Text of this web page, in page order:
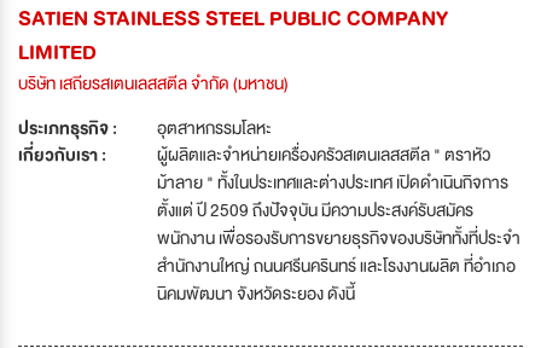
SATIEN STAINLESS STEEL PUBLIC COMPANY
LIMITED
บริษัท เสถียรสเตนเลสสตีล จำกัด (มหาชน)
ประเภทธุรกิจ :
อุตสาหกรรมโลหะ
เกี่ยวกับเรา :
ผู้ผลิตและจำหน่ายเครื่องครัวสเตนเลสสตีล " ตราหัว
ม้าลาย " ทั้งในประเทศและต่างประเทศ เปิดดำเนินกิจการ
ตั้งแต่ ปี 2509 ถึงปัจจุบัน มีความประสงค์รับสมัคร
พนักงาน เพื่อรองรับการขยายธุรกิจของบริษัททั้งที่ประจำ
สำนักงานใหญ่ ถนนศรีนครินทร์ และโรงงานผลิต ที่อำเภอ
นิคมพัฒนา จังหวัดระยอง ดังนี้